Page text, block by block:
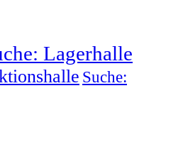
Lagerhalle
Suche: